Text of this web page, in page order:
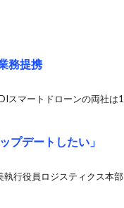
務提携
スマートドローンの両社は1
プデートしたい」
執行役員ロジスティクス本部